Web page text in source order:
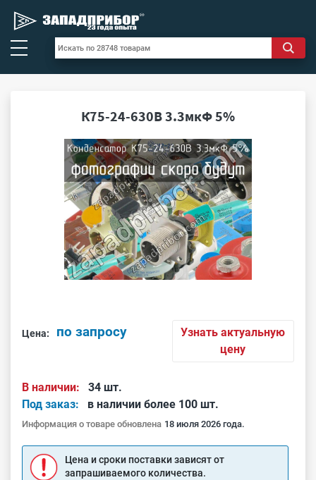
К75-24-630В 3.3мкФ 5%
Цена: по запросу
Узнать актуальную
цену
В наличии:
34 шт.
Под заказ:
в наличии более 100 шт.
Информация о товаре обновлена 18 июля 2026 года.
Цена и сроки поставки зависят от
запрашиваемого количества.